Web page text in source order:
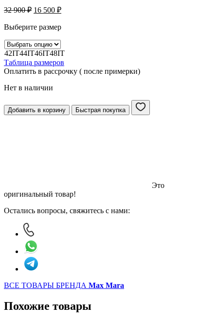
32 900₽ 16 500 ₽
Выберите размер
42IT44IT46IT48IT
Таблица размеров
Оплатить в рассрочку ( после примерки)
Нет в наличии
Добавить в корзину Быстрая покупка
Это
оригинальный товар!
Остались вопросы, свяжитесь с нами:
ВСЕ ТОВАРЫ БРЕНДА Max Mara
Похожие товары